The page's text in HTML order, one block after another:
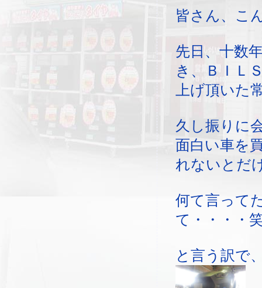
皆さん、こ
先日、十数
き、ＢＩＬ
上げ頂いた
久し振りに
面白い車を
れないとだ
何て言って
て・・・・
と言う訳で